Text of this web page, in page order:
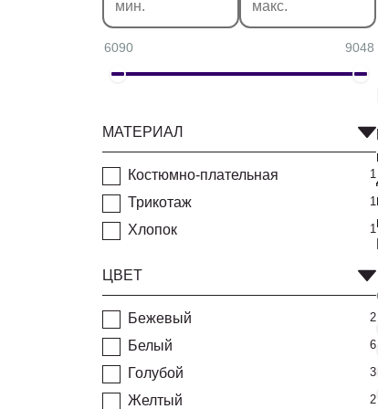
6090 9048
МАТЕРИАЛ
Костюмно-плательная 1
Трикотаж 1
Хлопок 1
ЦВЕТ
Бежевый 2
Белый 6
Голубой 3
Желтый 2